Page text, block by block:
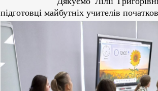
підготовці майбутніх учителів